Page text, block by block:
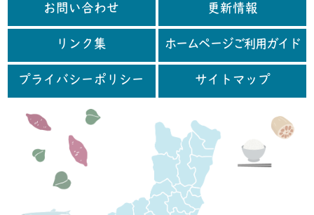
お問い合わせ 更新情報
リンク集 ホームページご利用ガイド
プライバシーポリシー サイトマップ